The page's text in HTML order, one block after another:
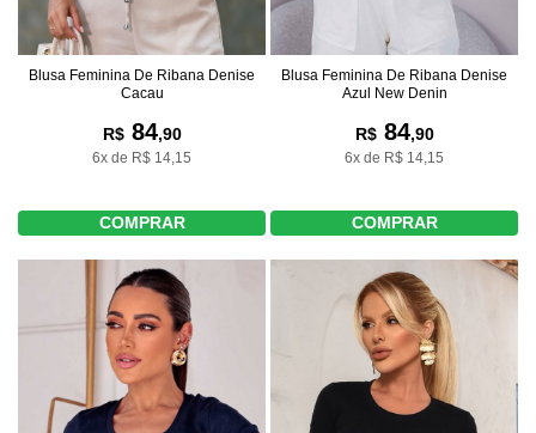
Blusa Feminina De Ribana Denise
Cacau
R$84,90
6x de R$ 14,15
COMPRAR
Blusa Feminina De Ribana Denise
Azul New Denin
R$84,90
6x de R$ 14,15
COMPRAR